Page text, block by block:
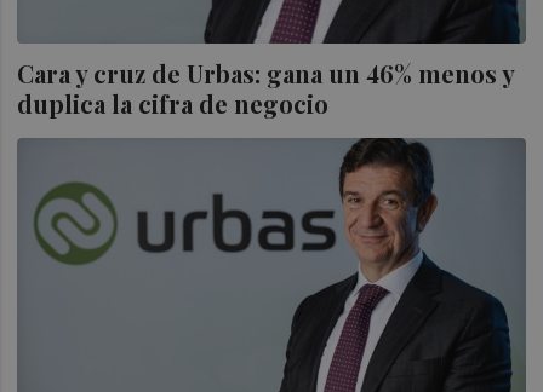
Cara y cruz de Urbas: gana un 46% menos y
duplica la cifra de negocio